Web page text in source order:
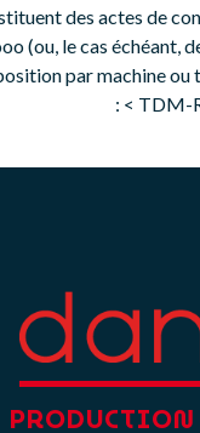
des actes de
(ou, le cas
par machine
: < TDM-
PRODUCTION